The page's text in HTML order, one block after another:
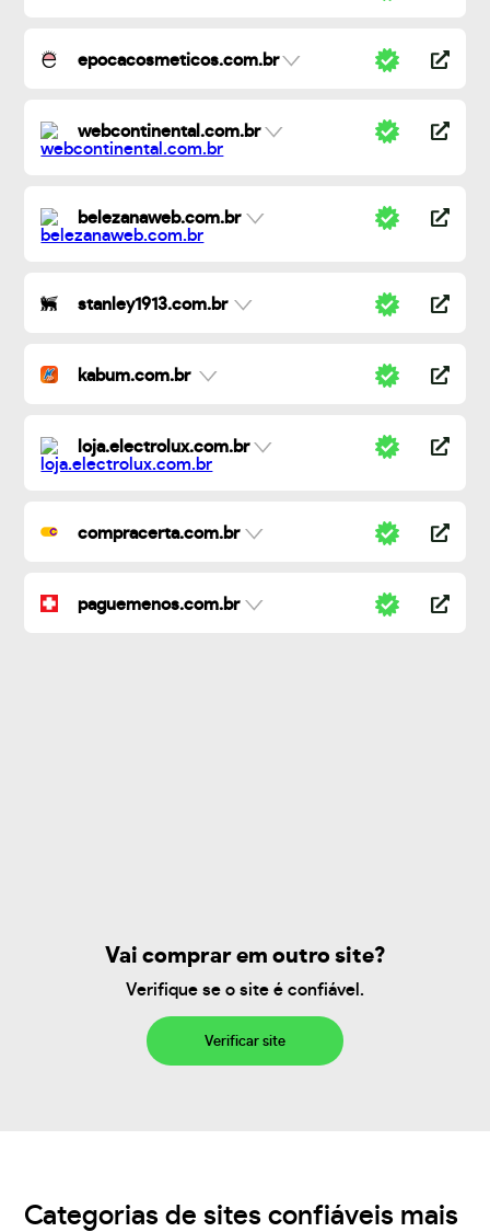
epocacosmeticos.com.br
webcontinental.com.br
belezanaweb.com.br
stanley1913.com.br
kabum.com.br
loja.electrolux.com.br
compracerta.com.br
paguemenos.com.br
Vai comprar em outro site?
Verifique se o site é confiável.
Verificar site
Categorias de sites confiáveis mais